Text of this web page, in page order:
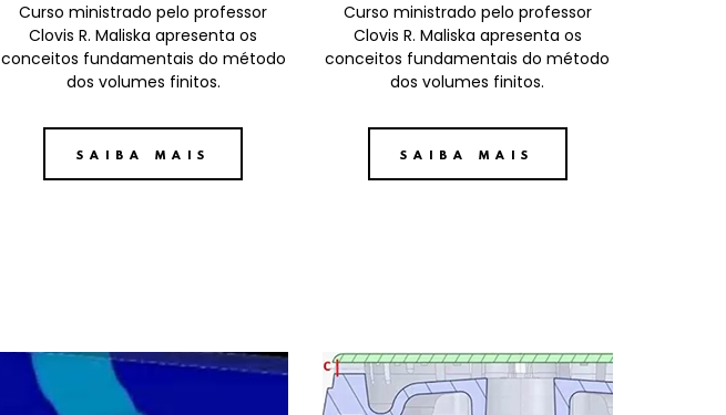
Curso ministrado pelo professor
Clovis R. Maliska apresenta os
conceitos fundamentais do método
dos volumes finitos.
SAIBA MAIS
Curso ministrado pelo professor
Clovis R. Maliska apresenta os
conceitos fundamentais do método
dos volumes finitos.
SAIBA MAIS